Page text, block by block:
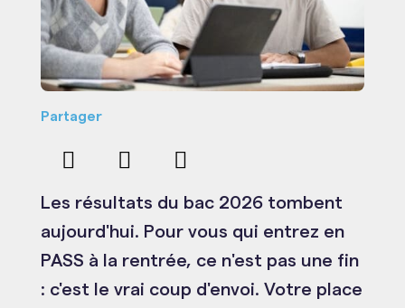
Partager
Les résultats du bac 2026 tombent
aujourd'hui. Pour vous qui entrez en
PASS à la rentrée, ce n'est pas une fin
: c'est le vrai coup d'envoi. Votre place